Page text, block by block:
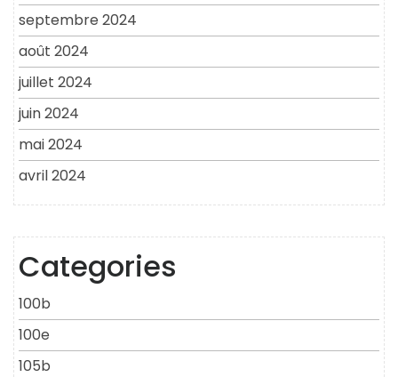
septembre 2024
août 2024
juillet 2024
juin 2024
mai 2024
avril 2024
Categories
100b
100e
105b